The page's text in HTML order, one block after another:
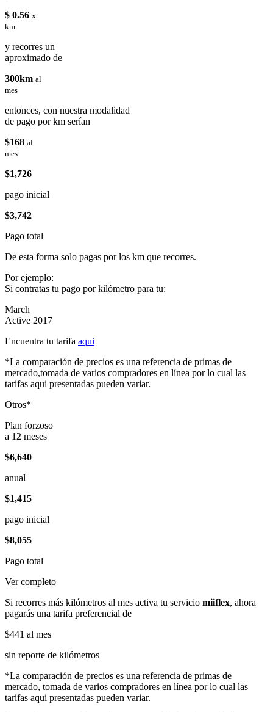
$ 0.56 x
km
y recorres un
aproximado de
300km al
mes
entonces, con nuestra modalidad
de pago por km serían
$168 al
mes
$1,726
pago inicial
$3,742
Pago total
De esta forma solo pagas por los km que recorres.
Por ejemplo:
Si contratas tu pago por kilómetro para tu:
March
Active 2017
Encuentra tu tarifa aqui
*La comparación de precios es una referencia de primas de
mercado,tomada de varios compradores en línea por lo cual las
tarifas aqui presentadas pueden variar.
Otros*
Plan forzoso
a 12 meses
$6,640
anual
$1,415
pago inicial
$8,055
Pago total
Ver completo
Si recorres más kilómetros al mes activa tu servicio miiflex, ahora
pagarás una tarifa preferencial de
$441 al mes
sin reporte de kilómetros
*La comparación de precios es una referencia de primas de
mercado, tomada de varios compradores en línea por lo cual las
tarifas aqui presentadas pueden variar.